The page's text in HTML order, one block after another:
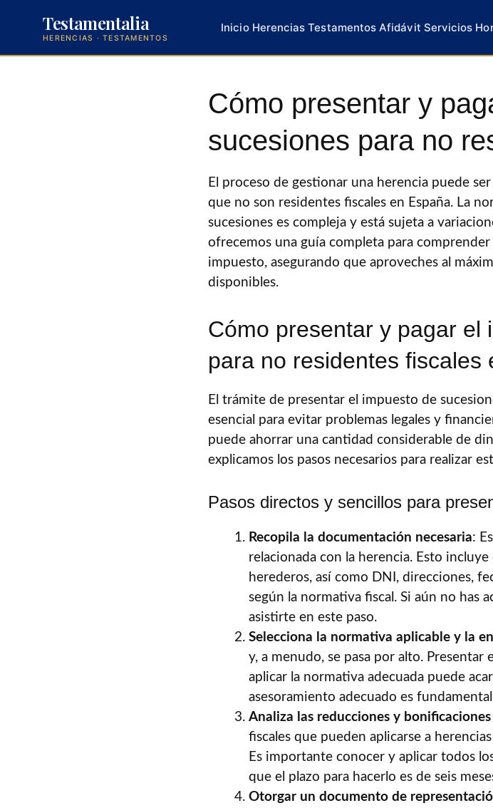
Testamentalia
HERENCIAS · TESTAMENTOS
Inicio Herencias Testamentos Afidávit Servicios
Cómo presentar y
sucesiones para no
El proceso de gestionar una herencia puede
que no son residentes fiscales en España. La
sucesiones es compleja y está sujeta a
ofrecemos una guía completa para
impuesto, asegurando que aproveches al
disponibles.
Cómo presentar y pagar el
para no residentes fiscales
El trámite de presentar el impuesto de
esencial para evitar problemas legales y
puede ahorrar una cantidad considerable de
explicamos los pasos necesarios para realizar
Pasos directos y sencillos para
Recopila la documentación necesaria:
relacionada con la herencia. Esto
herederos, así como DNI, direcciones,
según la normativa fiscal. Si aún no has
asistirte en este paso.
Selecciona la normativa aplicable y la
y, a menudo, se pasa por alto.
aplicar la normativa adecuada puede
asesoramiento adecuado es
Analiza las reducciones y
fiscales que pueden aplicarse a
Es importante conocer y aplicar todos
que el plazo para hacerlo es de seis
Otorgar un documento de